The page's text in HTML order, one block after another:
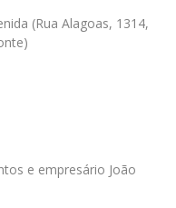
(Rua Alagoas, 1314,
e empresário João